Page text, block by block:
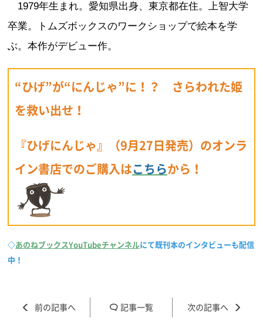
1979年生まれ。愛知県出身、東京都在住。上智大学
卒業。トムズボックスのワークショップで絵本を学
ぶ。本作がデビュー作。
“ひげ”が“にんじゃ”に！？ さらわれた姫
を救い出せ！
『ひげにんじゃ』（9月27日発売）のオンラ
イン書店でのご購入は こちらから ！
◇あのねブックスYouTubeチャンネルにて既刊本のインタビューも配信
中！
記事一覧